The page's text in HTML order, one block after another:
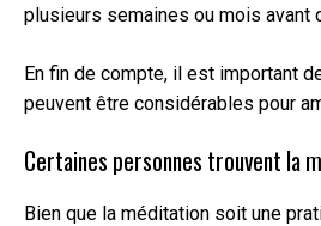
plusieurs semaines ou mois avant
En fin de compte, il est important
peuvent être considérables pour
Certaines personnes trouvent la
Bien que la méditation soit une